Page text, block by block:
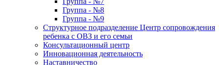
Группа - №8
Группа - №9
Структурное подразделение Центр сопровождения
ребенка с ОВЗ и его семьи
Консультационный центр
Инновационная деятельность
Наставничество